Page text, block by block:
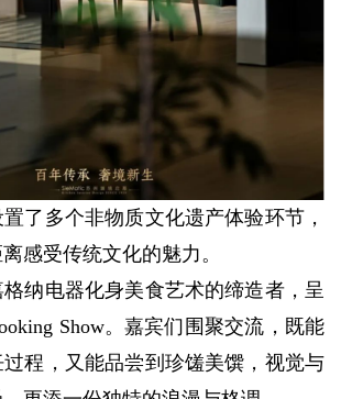
了多个非物质文化遗产体验环节，
感受传统文化的魅力。
纳电器化身美食艺术的缔造者，呈
Show。嘉宾们围聚交流，既能
程，又能品尝到珍馐美馔，视觉与